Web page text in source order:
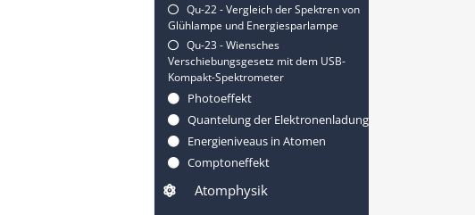
Qu-22 - Vergleich der Spektren von
Glühlampe und Energiesparlampe
Qu-23 - Wiensches
Verschiebungsgesetz mit dem USB-
Kompakt-Spektrometer
Photoeffekt
Quantelung der Elektronenladung
Energieniveaus in Atomen
Comptoneffekt
Atomphysik